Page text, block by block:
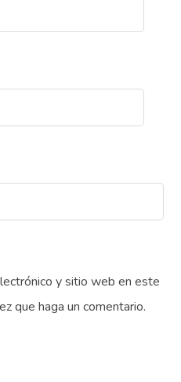
y sitio web en este
que haga un comentario.